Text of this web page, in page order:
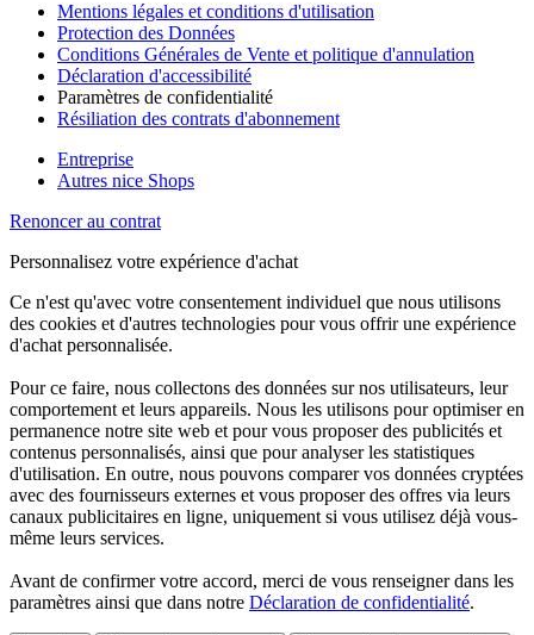
Mentions légales et conditions d'utilisation
Protection des Données
Conditions Générales de Vente et politique d'annulation
Déclaration d'accessibilité
Paramètres de confidentialité
Résiliation des contrats d'abonnement
Entreprise
Autres nice Shops
Renoncer au contrat
Personnalisez votre expérience d'achat
Ce n'est qu'avec votre consentement individuel que nous utilisons
des cookies et d'autres technologies pour vous offrir une expérience
d'achat personnalisée.
Pour ce faire, nous collectons des données sur nos utilisateurs, leur
comportement et leurs appareils. Nous les utilisons pour optimiser en
permanence notre site web et pour vous proposer des publicités et
contenus personnalisés, ainsi que pour analyser les statistiques
d'utilisation. En outre, nous pouvons comparer vos données cryptées
avec des fournisseurs externes et vous proposer des offres via leurs
canaux publicitaires en ligne, uniquement si vous utilisez déjà vous-
même leurs services.
Avant de confirmer votre accord, merci de vous renseigner dans les
paramètres ainsi que dans notre Déclaration de confidentialité.